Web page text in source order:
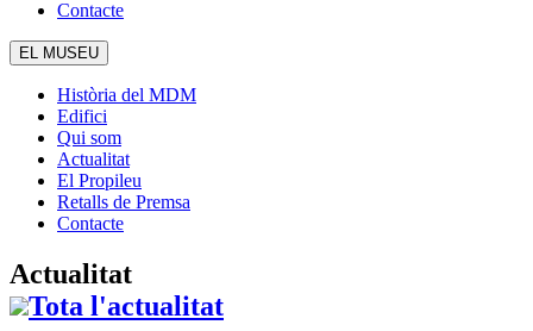
Contacte
EL MUSEU
Història del MDM
Edifici
Qui som
Actualitat
El Propileu
Retalls de Premsa
Contacte
Actualitat
Tota l'actualitat